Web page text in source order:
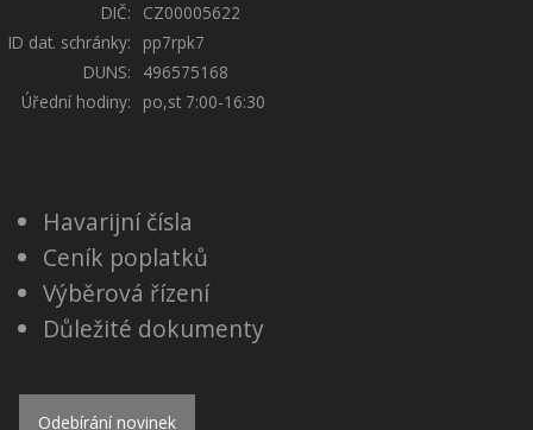
DIČ:
CZ00005622
ID dat. schránky:
pp7rpk7
DUNS:
496575168
Úřední hodiny:
po,st 7:00-16:30
Havarijní čísla
Ceník poplatků
Výběrová řízení
Důležité dokumenty
Odebírání novinek